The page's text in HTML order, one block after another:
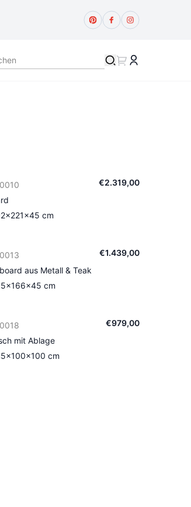
€2.319,00
cm
€1.439,00
aus Metall & Teak
cm
€979,00
mit Ablage
cm